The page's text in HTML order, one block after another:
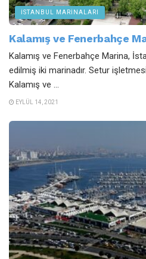
İSTANBUL MARINALARI
Kalamış ve Fenerbahçe
Kalamış ve Fenerbahçe Marina,
edilmiş iki marinadır. Setur
Kalamış ve ...
EYLÜL 14, 2021